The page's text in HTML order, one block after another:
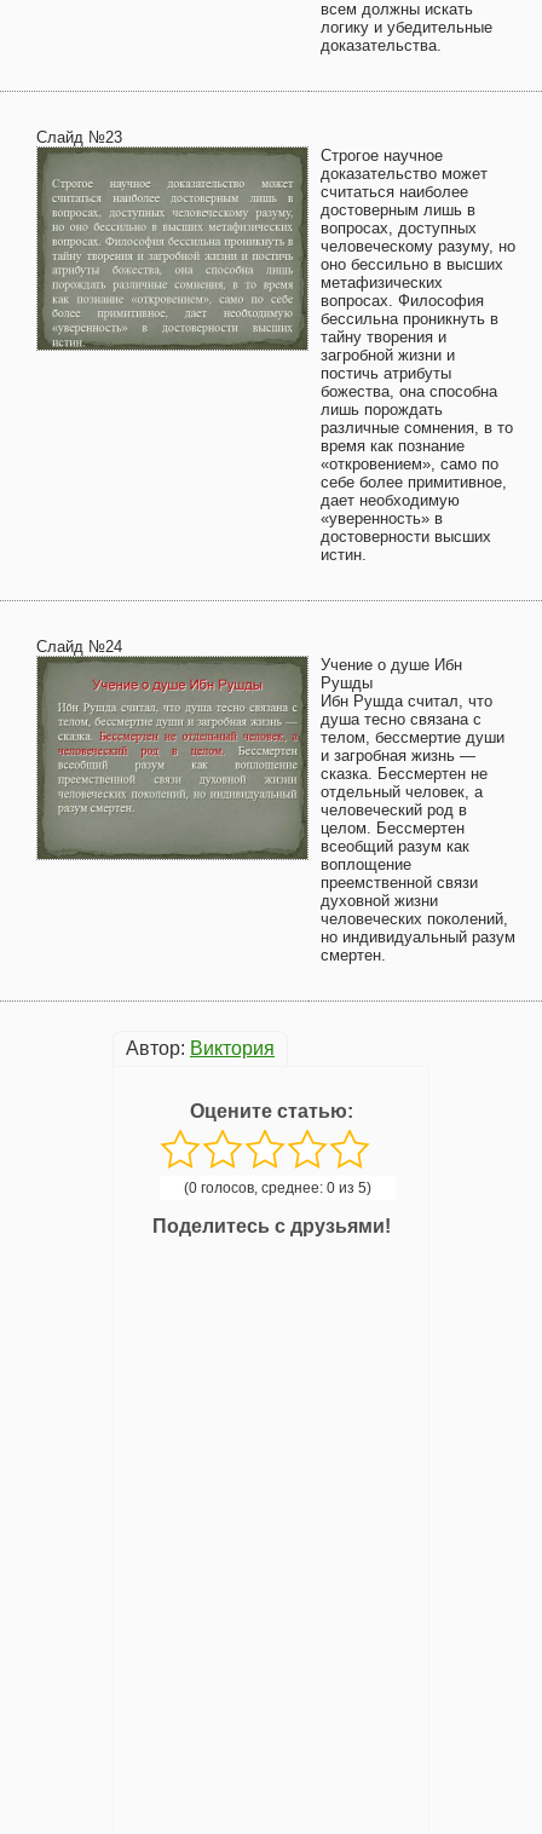
всем должны искать
логику и убедительные
доказательства.
Слайд №23
Строгое научное
доказательство может
считаться наиболее
достоверным лишь в
вопросах, доступных
человеческому разуму, но
оно бессильно в высших
метафизических
вопросах. Философия
бессильна проникнуть в
тайну творения и
загробной жизни и
постичь атрибуты
божества, она способна
лишь порождать
различные сомнения, в то
время как познание
«откровением», само по
себе более примитивное,
дает необходимую
«уверенность» в
достоверности высших
истин.
Слайд №24
Учение о душе Ибн
Рушды
Ибн Рушда считал, что
душа тесно связана с
телом, бессмертие души
и загробная жизнь —
сказка. Бессмертен не
отдельный человек, а
человеческий род в
целом. Бессмертен
всеобщий разум как
воплощение
преемственной связи
духовной жизни
человеческих поколений,
но индивидуальный разум
смертен.
Автор: Виктория
Оцените статью:
(0 голосов, среднее: 0 из 5)
Поделитесь с друзьями!